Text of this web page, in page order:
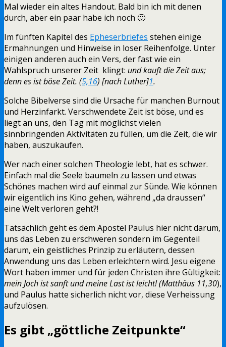
Mal wieder ein altes Handout. Bald bin ich mit denen
durch, aber ein paar habe ich noch 🙂
Im fünften Kapitel des Epheserbriefes stehen einige
Ermahnungen und Hinweise in loser Reihenfolge. Unter
einigen anderen auch ein Vers, der fast wie ein
Wahlspruch unserer Zeit klingt: und kauft die Zeit aus;
denn es ist böse Zeit. (5,16) [nach Luther]1.
Solche Bibelverse sind die Ursache für manchen Burnout
und Herzinfarkt. Verschwendete Zeit ist böse, und es
liegt an uns, den Tag mit möglichst vielen
sinnbringenden Aktivitäten zu füllen, um die Zeit, die wir
haben, auszukaufen.
Wer nach einer solchen Theologie lebt, hat es schwer.
Einfach mal die Seele baumeln zu lassen und etwas
Schönes machen wird auf einmal zur Sünde. Wie können
wir eigentlich ins Kino gehen, während „da draussen“
eine Welt verloren geht?!
Tatsächlich geht es dem Apostel Paulus hier nicht darum,
uns das Leben zu erschweren sondern im Gegenteil
darum, ein geistliches Prinzip zu erläutern, dessen
Anwendung uns das Leben erleichtern wird. Jesu eigene
Wort haben immer und für jeden Christen ihre Gültigkeit:
mein Joch ist sanft und meine Last ist leicht! (Matthäus 11,30),
und Paulus hatte sicherlich nicht vor, diese Verheissung
aufzulösen.
Es gibt „göttliche Zeitpunkte“